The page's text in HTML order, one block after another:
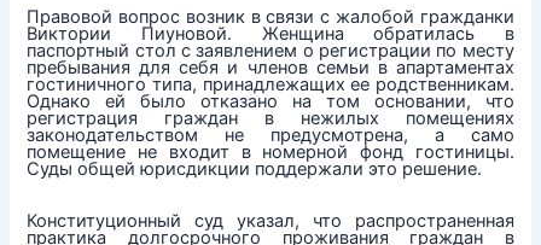
Правовой вопрос возник в связи с жалобой гражданки
Виктории Пиуновой. Женщина обратилась в
паспортный стол с заявлением о регистрации по месту
пребывания для себя и членов семьи в апартаментах
гостиничного типа, принадлежащих ее родственникам.
Однако ей было отказано на том основании, что
регистрация граждан в нежилых помещениях
законодательством не предусмотрена, а само
помещение не входит в номерной фонд гостиницы.
Суды общей юрисдикции поддержали это решение.
Конституционный суд указал, что распространенная
практика долгосрочного проживания граждан в